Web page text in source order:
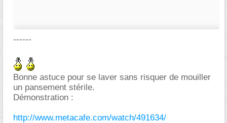
------
Bonne astuce pour se laver sans risquer de mouiller
un pansement stérile.
Démonstration :
http://www.metacafe.com/watch/491634/